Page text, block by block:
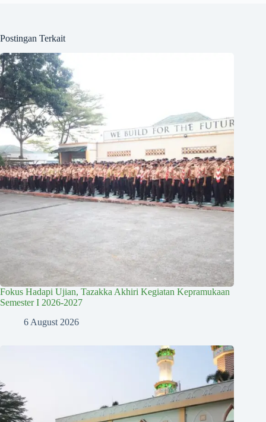
Postingan Terkait
Fokus Hadapi Ujian, Tazakka Akhiri Kegiatan Kepramukaan
Semester I 2026-2027
6 August 2026